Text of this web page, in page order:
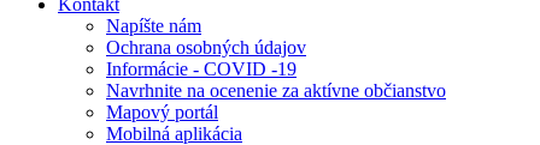
Kontakt
Napíšte nám
Ochrana osobných údajov
Informácie - COVID -19
Navrhnite na ocenenie za aktívne občianstvo
Mapový portál
Mobilná aplikácia